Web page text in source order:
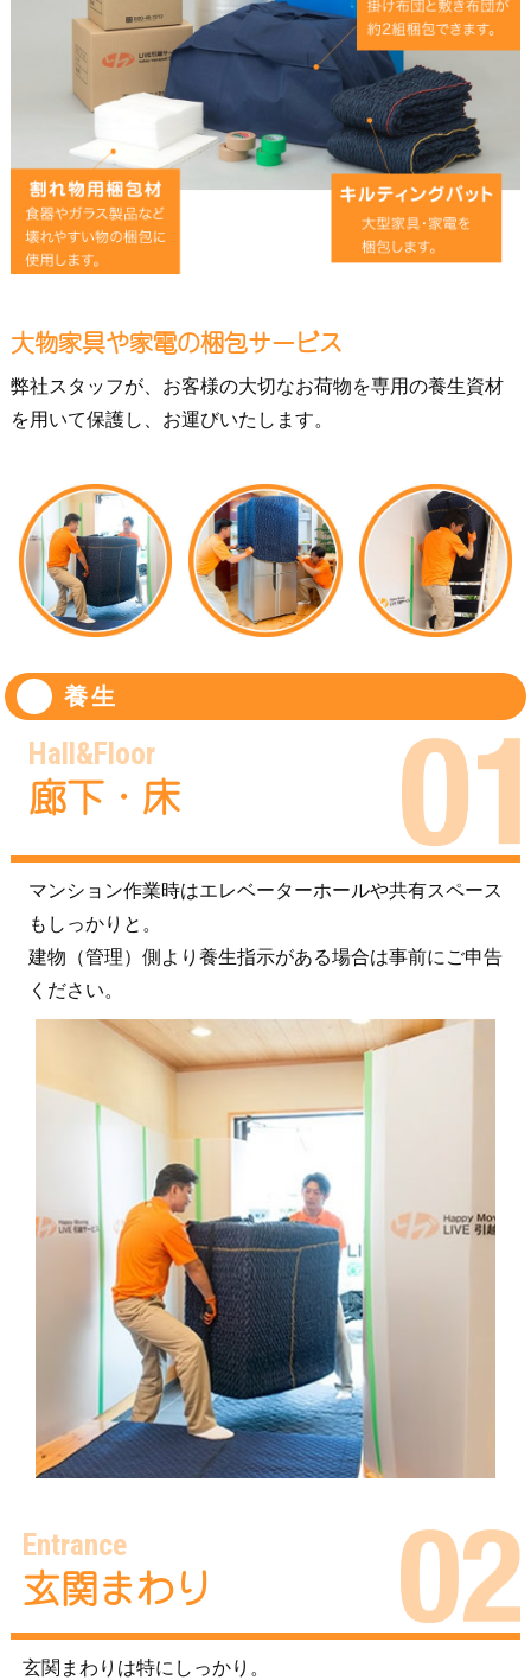
大物家具や家電の梱包サービス
弊社スタッフが、お客様の大切なお荷物を専用の養生資材
を用いて保護し、お運びいたします。
養生
Hall&Floor
廊下・床
マンション作業時はエレベーターホールや共有スペース
もしっかりと。
建物（管理）側より養生指示がある場合は事前にご申告
ください。
Entrance
玄関まわり
玄関まわりは特にしっかり。